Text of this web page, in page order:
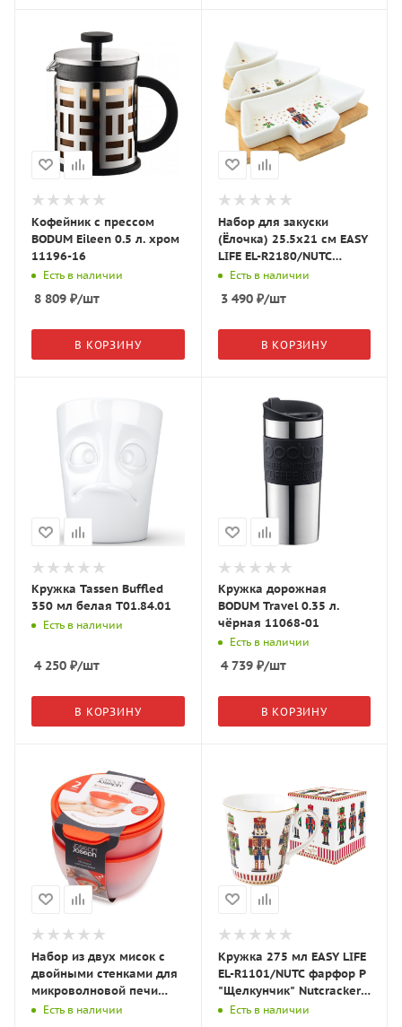
Кофейник с прессом
BODUM Eileen 0.5 л. хром
11196-16
Есть в наличии
8 809 ₽/шт
В КОРЗИНУ
Набор для закуски
(Ёлочка) 25.5х21 см EASY
LIFE EL-R2180/NUTC
фарфор P "Щелкунчик"
Есть в наличии
3 490₽/шт
В КОРЗИНУ
Кружка Tassen Buffled
350 мл белая T01.84.01
Есть в наличии
4 250 ₽/шт
В КОРЗИНУ
Кружка дорожная
BODUM Travel 0.35 л.
чёрная 11068-01
Есть в наличии
4 739₽/шт
В КОРЗИНУ
Набор из двух мисок с
двойными стенками для
микроволновой печи
JOSEPH&JOSEPH M-Cuisine
Есть в наличии
Кружка 275 мл EASY LIFE
EL-R1101/NUTC фарфор P
"Щелкунчик" Nutcracker
в подарочной упаковке,
Есть в наличии